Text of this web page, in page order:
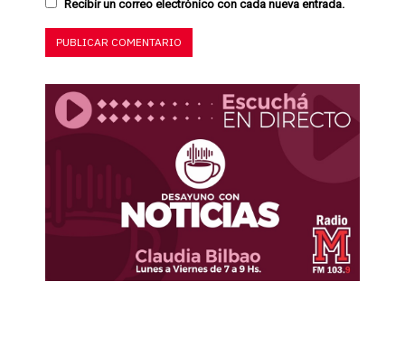
Recibir un correo electrónico con cada nueva entrada.